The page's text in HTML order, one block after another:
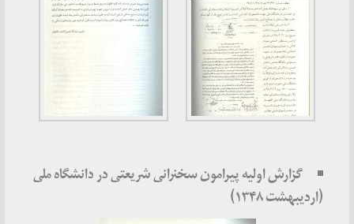
گزارش اولیه پیرامون سخنرانی شریعتی در دانشگاه ملی
(اردیبهشت ۱۳۴۸)